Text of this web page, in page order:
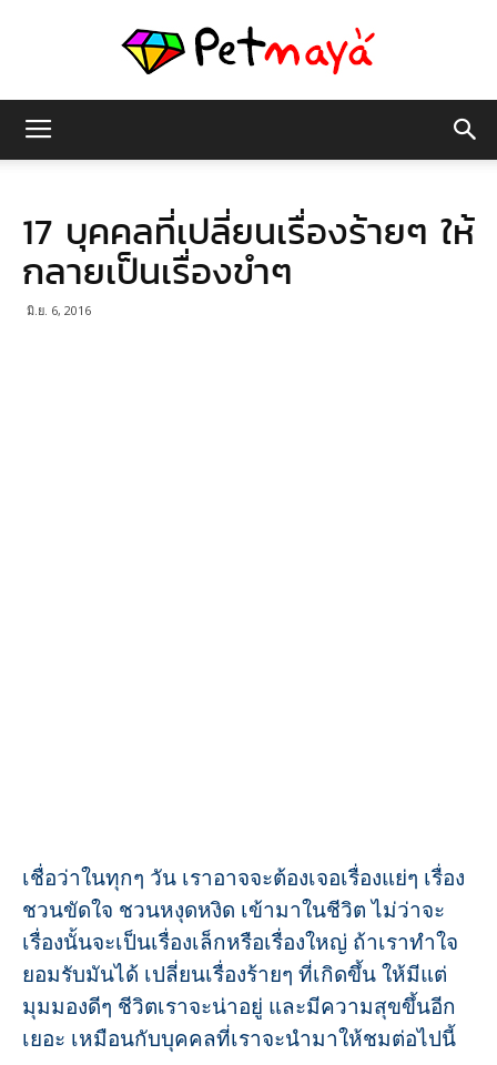
มายา
17 บุคคลที่เปลี่ยนเรื่องร้ายๆ ให้
กลายเป็นเรื่องขำๆ
มิ.ย. 6, 2016
เชื่อว่าในทุกๆ วัน เราอาจจะต้องเจอเรื่องแย่ๆ เรื่อง
ชวนขัดใจ ชวนหงุดหงิด เข้ามาในชีวิต ไม่ว่าจะ
เรื่องนั้นจะเป็นเรื่องเล็กหรือเรื่องใหญ่ ถ้าเราทำใจ
ยอมรับมันได้ เปลี่ยนเรื่องร้ายๆ ที่เกิดขึ้น ให้มีแต่
มุมมองดีๆ ชีวิตเราจะน่าอยู่ และมีความสุขขึ้นอีก
เยอะ เหมือนกับบุคคลที่เราจะนำมาให้ชมต่อไปนี้